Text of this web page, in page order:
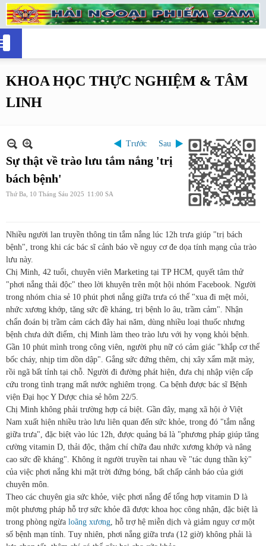
KHOA HỌC THỰC NGHIỆM & TÂM
LINH
Trước Sau
Sự thật về trào lưu tắm nắng 'trị
bách bệnh'
Thứ Ba, 10 Tháng Sáu 2025 11:00 SA
Nhiều người lan truyền thông tin tắm nắng lúc 12h trưa giúp "trị bách
bệnh", trong khi các bác sĩ cảnh báo về nguy cơ đe dọa tính mạng của trào
lưu này.
Chị Minh, 42 tuổi, chuyên viên Marketing tại TP HCM, quyết tâm thử
"phơi nắng thải độc" theo lời khuyên trên một hội nhóm Facebook. Người
trong nhóm chia sẻ 10 phút phơi nắng giữa trưa có thể "xua đi mệt mỏi,
nhức xương khớp, tăng sức đề kháng, trị bệnh lo âu, trầm cảm". Nhận
chẩn đoán bị trầm cảm cách đây hai năm, dùng nhiều loại thuốc nhưng
bệnh chưa dứt điểm, chị Minh làm theo trào lưu với hy vọng khỏi bệnh.
Gần 10 phút mình trong công viên, người phụ nữ có cảm giác "khắp cơ thể
bốc cháy, nhịp tim dồn dập". Gắng sức đứng thêm, chị xây xẩm mặt mày,
rồi ngã bất tỉnh tại chỗ. Người đi đường phát hiện, đưa chị nhập viện cấp
cứu trong tình trạng mất nước nghiêm trọng. Ca bệnh được bác sĩ Bệnh
viện Đại học Y Dược chia sẻ hôm 22/5.
Chị Minh không phải trường hợp cá biệt. Gần đây, mạng xã hội ở Việt
Nam xuất hiện nhiều trào lưu liên quan đến sức khỏe, trong đó "tắm nắng
giữa trưa", đặc biệt vào lúc 12h, được quảng bá là "phương pháp giúp tăng
cường vitamin D, thải độc, thậm chí chữa đau nhức xương khớp và nâng
cao sức đề kháng". Không ít người truyền tai nhau về "tác dụng thần kỳ"
của việc phơi nắng khi mặt trời đứng bóng, bất chấp cảnh báo của giới
chuyên môn.
Theo các chuyên gia sức khỏe, việc phơi nắng để tổng hợp vitamin D là
một phương pháp hỗ trợ sức khỏe đã được khoa học công nhận, đặc biệt là
trong phòng ngừa loãng xương , hỗ trợ hệ miễn dịch và giảm nguy cơ một
số bệnh mạn tính. Tuy nhiên, phơi nắng giữa trưa (12 giờ) không phải là